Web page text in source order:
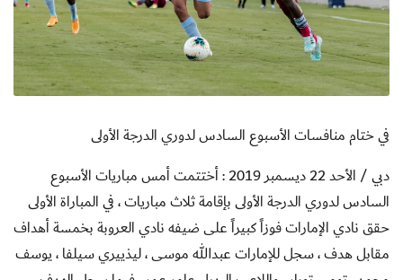
في ختام منافسات الأسبوع السادس لدوري الدرجة الأولى
دبي / الأحد 22 ديسمبر 2019 : أختتمت أمس مباريات الأسبوع
السادس لدوري الدرجة الأولى بإقامة ثلاث مباريات ، في المباراة الأولى
حقق نادي الإمارات فوزاً كبيراً على ضيفه نادي العروبة بخمسة أهداف
مقابل هدف ، سجل للإمارات عبدالله موسى ، ليذييري سيلفا ، يوسف